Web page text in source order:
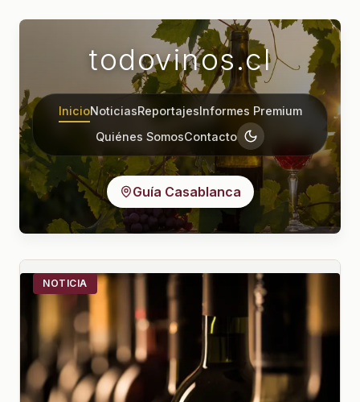
todovinos.cl
InicioNoticiasReportajesInformes Premium
Quiénes SomosContacto
Guía Casablanca
NOTICIA